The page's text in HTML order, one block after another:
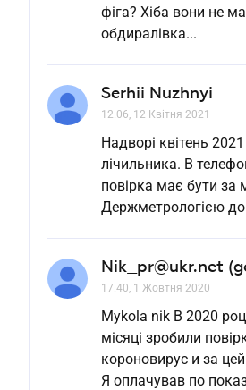
фіга? Хіба вони не
обдиралівка...
Serhii Nuzhnyi
12.06, 12 Квітня 2021
Надворі квітень
лічильника. В
повірка має бути за
Держметрологією
Nik_pr@ukr.net
17.40, 1 Жовтня 2020
Mykola nik В 2020
місяці зробили
короновирус и за
Я оплачував по